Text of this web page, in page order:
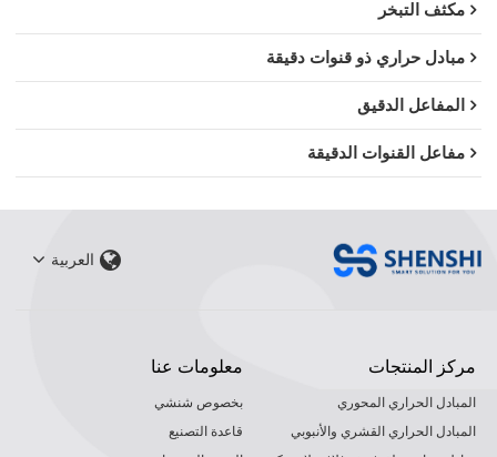
مكثف التبخر
مبادل حراري ذو قنوات دقيقة
المفاعل الدقيق
مفاعل القنوات الدقيقة
العربية
معلومات عنا
بخصوص شنشي
قاعدة التصنيع
مركز المنتجات
المبادل الحراري المحوري
المبادل الحراري القشري والأنبوبي